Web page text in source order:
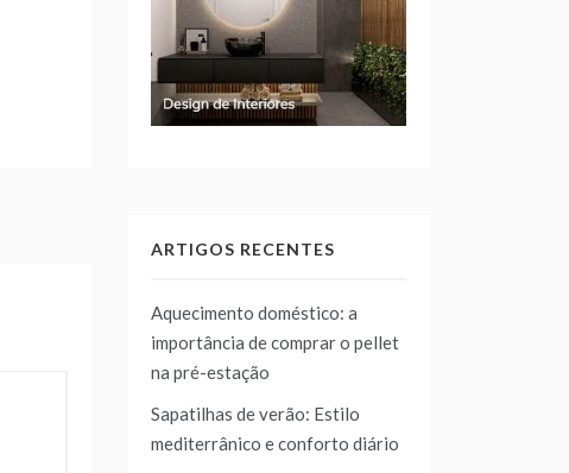
ARTIGOS RECENTES
Aquecimento doméstico: a
importância de comprar o pellet
na pré-estação
Sapatilhas de verão: Estilo
mediterrânico e conforto diário